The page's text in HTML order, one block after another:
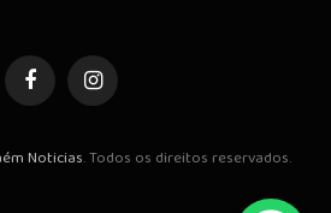
FacebookInstagram
Noticias. Todos os direitos reservados.